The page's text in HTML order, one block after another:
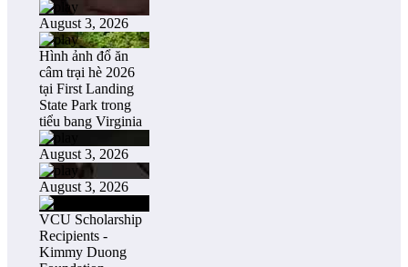
August 3, 2026
Hình ảnh đổ ăn
câm trại hè 2026
tại First Landing
State Park trong
tiểu bang Virginia
August 3, 2026
August 3, 2026
VCU Scholarship
Recipients -
Kimmy Duong